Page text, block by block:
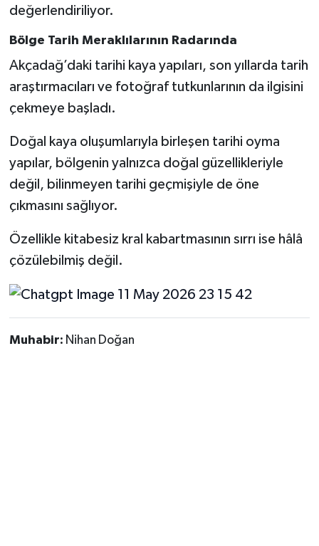
değerlendiriliyor.
Bölge Tarih Meraklılarının Radarında
Akçadağ’daki tarihi kaya yapıları, son yıllarda tarih
araştırmacıları ve fotoğraf tutkunlarının da ilgisini
çekmeye başladı.
Doğal kaya oluşumlarıyla birleşen tarihi oyma
yapılar, bölgenin yalnızca doğal güzellikleriyle
değil, bilinmeyen tarihi geçmişiyle de öne
çıkmasını sağlıyor.
Özellikle kitabesiz kral kabartmasının sırrı ise hâlâ
çözülebilmiş değil.
Muhabir: Nihan Doğan